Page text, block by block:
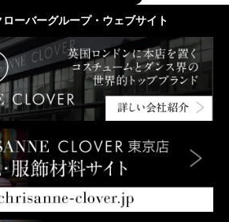
ーバーグループ・ウェブサイト